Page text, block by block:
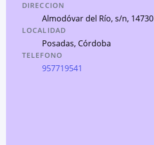
DIRECCION
Almodóvar del Río, s/n, 14730
LOCALIDAD
Posadas, Córdoba
TELEFONO
957719541